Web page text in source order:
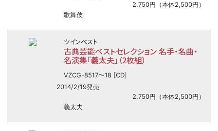
2,750円（本体2,500円）
歌舞伎
ツインベスト
古典芸能ベストセレクション 名手・名曲・
名演集「義太夫」（2枚組）
VZCG-8517〜18 [CD]
2014/2/19発売
2,750円（本体2,500円）
義太夫